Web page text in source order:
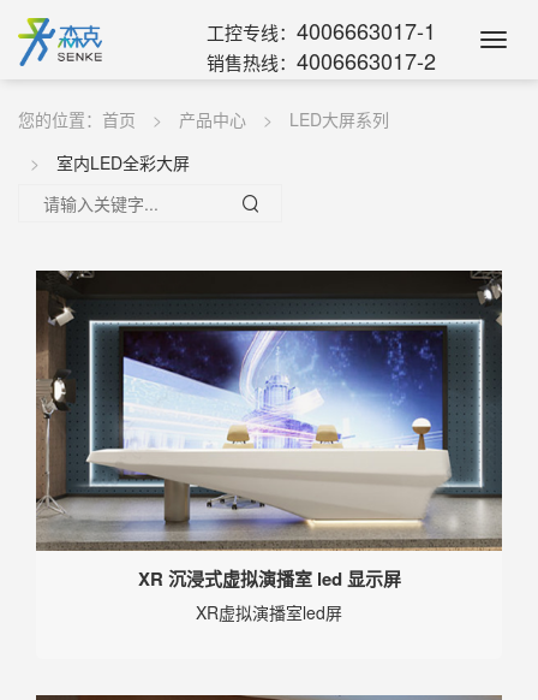
工控专线： 4006663017-1
销售热线： 4006663017-2
您的位置： 首页 产品中心
LED大屏系列
室内LED全彩大屏
XR 沉浸式虚拟演播室 led 显示屏
XR虚拟演播室led屏